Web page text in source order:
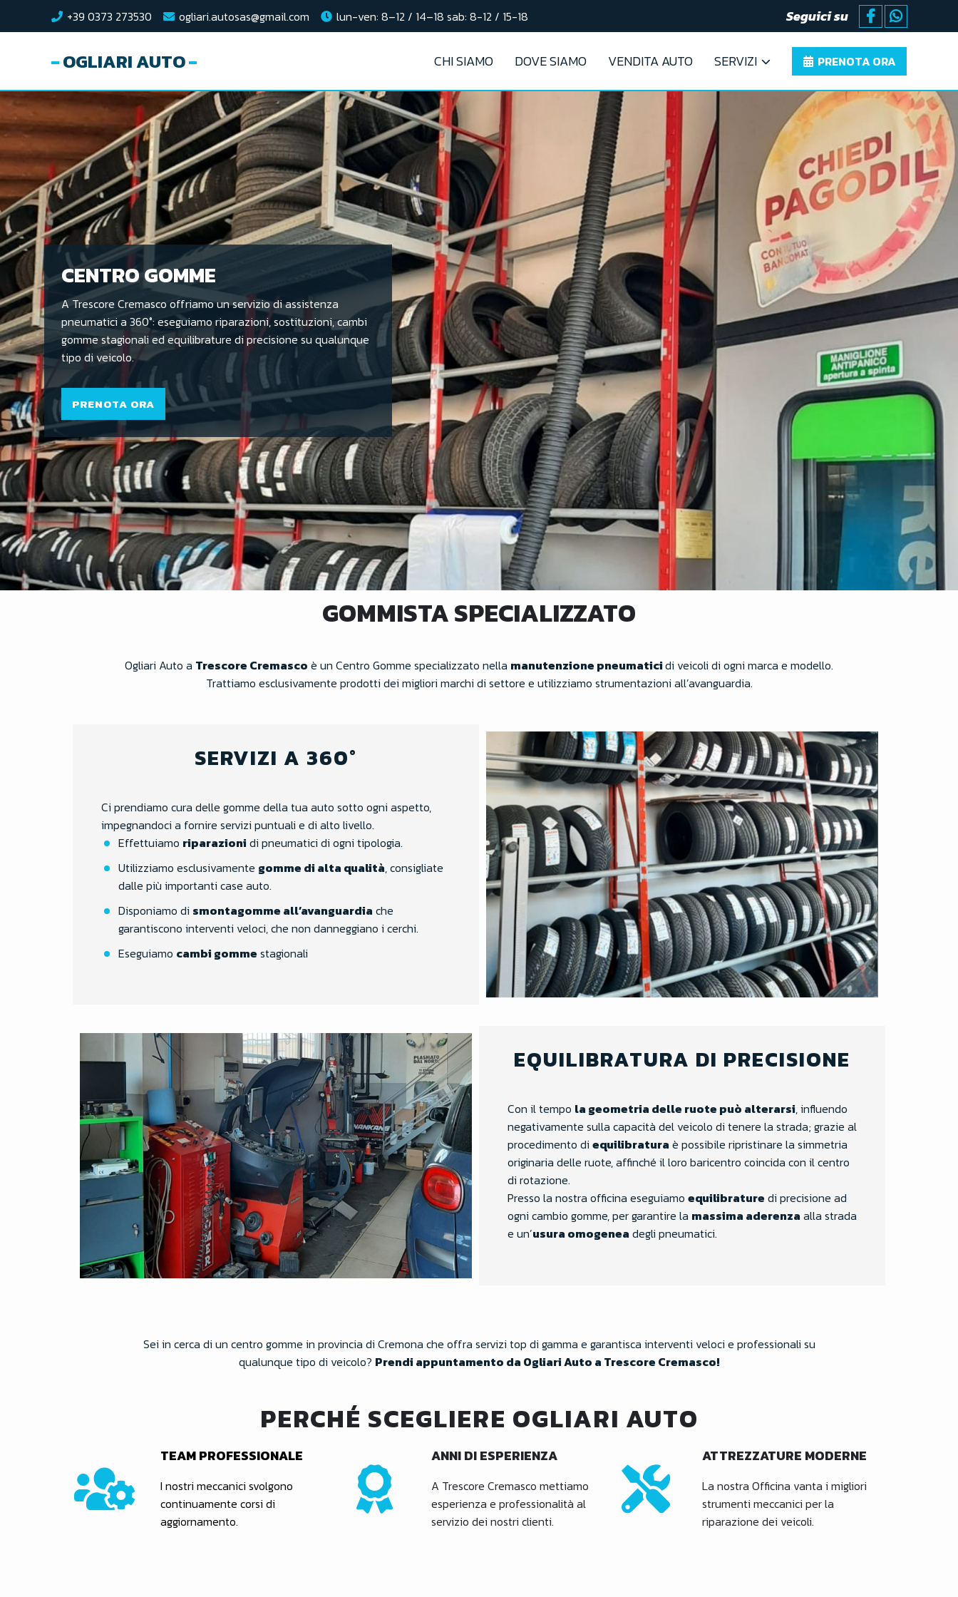
+39 0373 273530 ogliari.autosas@gmail.com lun-ven: 8–12 / 14–18 sab: 8-12 / 15-18 Seguici su
OGLIARI AUTO CHI SIAMO DOVE SIAMO VENDITA AUTO SERVIZI PRENOTA ORA
CENTRO GOMME
A Trescore Cremasco offriamo un servizio di assistenza
pneumatici a 360°: eseguiamo riparazioni, sostituzioni, cambi
gomme stagionali ed equilibrature di precisione su qualunque
tipo di veicolo.
PRENOTA ORA
GOMMISTA SPECIALIZZATO
Ogliari Auto a Trescore Cremasco è un Centro Gomme specializzato nella manutenzione pneumaticidi veicoli di ogni marca e modello.
Trattiamo esclusivamente prodotti dei migliori marchi di settore e utilizziamo strumentazioni all’avanguardia.
SERVIZI A 360°
Ci prendiamo cura delle gomme della tua auto sotto ogni aspetto,
impegnandoci a fornire servizi puntuali e di alto livello.
Effettuiamo riparazioni di pneumatici di ogni tipologia.
Utilizziamo esclusivamente gomme di alta qualità, consigliate
dalle più importanti case auto.
Disponiamo di smontagomme all’avanguardia che
garantiscono interventi veloci, che non danneggiano i cerchi.
Eseguiamo cambi gomme stagionali
EQUILIBRATURA DI PRECISIONE
Con il tempo la geometria delle ruote può alterarsi, influendo
negativamente sulla capacità del veicolo di tenere la strada; grazie al
procedimento di equilibratura è possibile ripristinare la simmetria
originaria delle ruote, affinché il loro baricentro coincida con il centro
di rotazione.
Presso la nostra officina eseguiamo equilibrature di precisione ad
ogni cambio gomme,per garantire la massima aderenza alla strada
e un’usura omogenea degli pneumatici.
Sei in cerca di un centro gomme in provincia di Cremona che offra servizi top di gamma e garantisca interventi veloci e professionali su
qualunque tipo di veicolo? Prendi appuntamento da Ogliari Auto a Trescore Cremasco!
PERCHÉ SCEGLIERE OGLIARI AUTO
TEAM PROFESSIONALE
I nostri meccanici svolgono
continuamente corsi di
aggiornamento.
ANNI DI ESPERIENZA
A Trescore Cremasco mettiamo
esperienza e professionalità al
servizio dei nostri clienti.
ATTREZZATURE MODERNE
La nostra Officina vanta i migliori
strumenti meccanici per la
riparazione dei veicoli.